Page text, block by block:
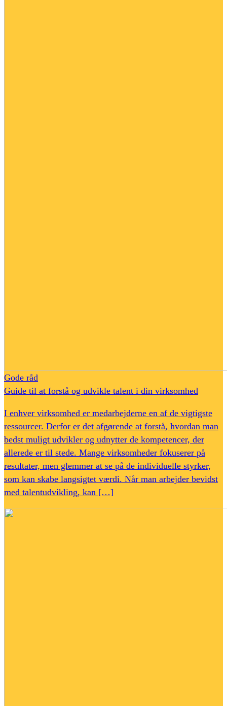
Gode råd
Guide til at forstå og udvikle talent i din virksomhed
I enhver virksomhed er medarbejderne en af de vigtigste
ressourcer. Derfor er det afgørende at forstå, hvordan man
bedst muligt udvikler og udnytter de kompetencer, der
allerede er til stede. Mange virksomheder fokuserer på
resultater, men glemmer at se på de individuelle styrker,
som kan skabe langsigtet værdi. Når man arbejder bevidst
med talentudvikling, kan […]